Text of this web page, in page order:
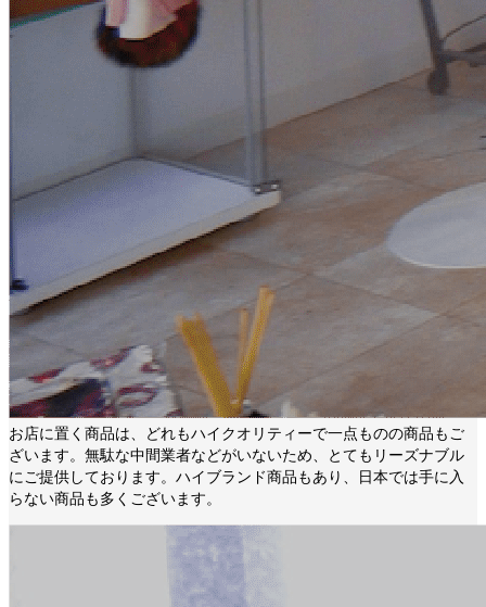
お店に置く商品は、どれもハイクオリティーで一点ものの商品もご
ざいます。無駄な中間業者などがいないため、とてもリーズナブル
にご提供しております。ハイブランド商品もあり、日本では手に入
らない商品も多くございます。